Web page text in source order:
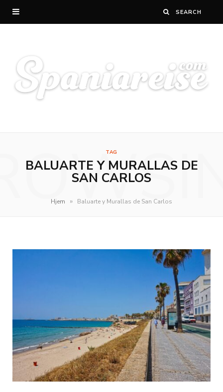
TAG
BALUARTE Y MURALLAS DE
SAN CARLOS
Hjem » Baluarte y Murallas de San Carlos